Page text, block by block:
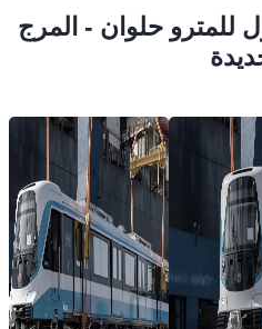
للمترو حلوان - المرج